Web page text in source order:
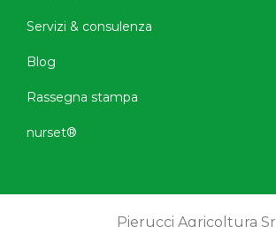
Servizi & consulenza
Blog
Rassegna stampa
nurset®
Pierucci Agricoltura Srl